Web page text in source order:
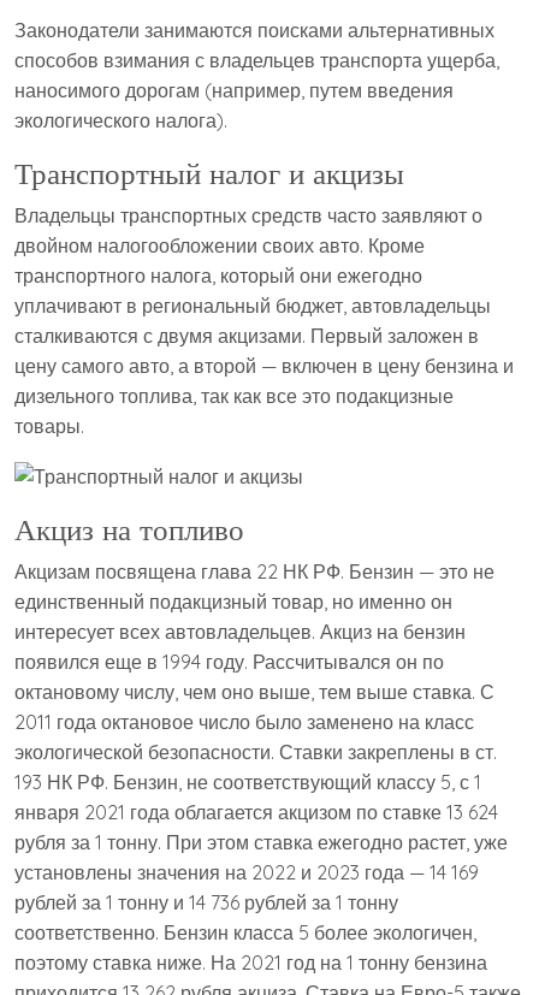
Законодатели занимаются поисками альтернативных
способов взимания с владельцев транспорта ущерба,
наносимого дорогам (например, путем введения
экологического налога).
Транспортный налог и акцизы
Владельцы транспортных средств часто заявляют о
двойном налогообложении своих авто. Кроме
транспортного налога, который они ежегодно
уплачивают в региональный бюджет, автовладельцы
сталкиваются с двумя акцизами. Первый заложен в
цену самого авто, а второй — включен в цену бензина и
дизельного топлива, так как все это подакцизные
товары.
Акциз на топливо
Акцизам посвящена глава 22 НК РФ. Бензин — это не
единственный подакцизный товар, но именно он
интересует всех автовладельцев. Акциз на бензин
появился еще в 1994 году. Рассчитывался он по
октановому числу, чем оно выше, тем выше ставка. С
2011 года октановое число было заменено на класс
экологической безопасности. Ставки закреплены в ст.
193 НК РФ. Бензин, не соответствующий классу 5, с 1
января 2021 года облагается акцизом по ставке 13 624
рубля за 1 тонну. При этом ставка ежегодно растет, уже
установлены значения на 2022 и 2023 года — 14 169
рублей за 1 тонну и 14 736 рублей за 1 тонну
соответственно. Бензин класса 5 более экологичен,
поэтому ставка ниже. На 2021 год на 1 тонну бензина